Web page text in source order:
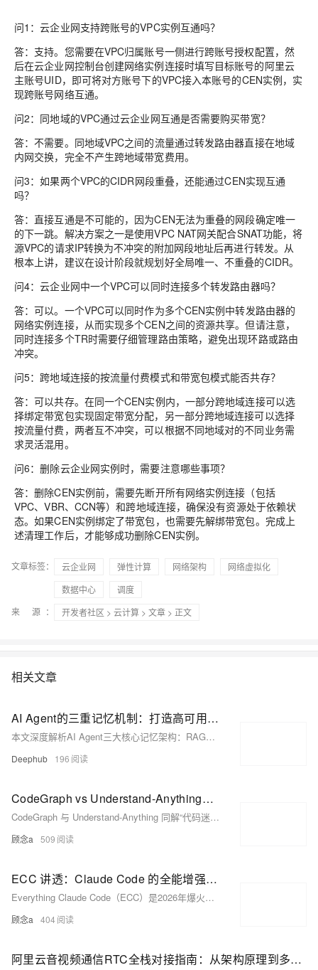
问1：云企业网支持跨账号的VPC实例互通吗？
答：支持。您需要在VPC归属账号一侧进行跨账号授权配置，然
后在云企业网控制台创建网络实例连接时填写目标账号的阿里云
主账号UID，即可将对方账号下的VPC接入本账号的CEN实例，实
现跨账号网络互通。
问2：同地域的VPC通过云企业网互通是否需要购买带宽？
答：不需要。同地域VPC之间的流量通过转发路由器直接在地域
内网交换，完全不产生跨地域带宽费用。
问3：如果两个VPC的CIDR网段重叠，还能通过CEN实现互通
吗？
答：直接互通是不可能的，因为CEN无法为重叠的网段确定唯一
的下一跳。解决方案之一是使用VPC NAT网关配合SNAT功能，将
源VPC的请求IP转换为不冲突的附加网段地址后再进行转发。从
根本上讲，建议在设计阶段就规划好全局唯一、不重叠的CIDR。
问4：云企业网中一个VPC可以同时连接多个转发路由器吗？
答：可以。一个VPC可以同时作为多个CEN实例中转发路由器的
网络实例连接，从而实现多个CEN之间的资源共享。但请注意，
同时连接多个TR时需要仔细管理路由策略，避免出现环路或路由
冲突。
问5：跨地域连接的按流量付费模式和带宽包模式能否共存？
答：可以共存。在同一个CEN实例内，一部分跨地域连接可以选
择绑定带宽包实现固定带宽分配，另一部分跨地域连接可以选择
按流量付费，两者互不冲突，可以根据不同地域对的不同业务需
求灵活混用。
问6：删除云企业网实例时，需要注意哪些事项？
答：删除CEN实例前，需要先断开所有网络实例连接（包括
VPC、VBR、CCN等）和跨地域连接，确保没有资源处于依赖状
态。如果CEN实例绑定了带宽包，也需要先解绑带宽包。完成上
述清理工作后，才能够成功删除CEN实例。
文章标签： 云企业网 弹性计算 网络架构
网络虚拟化
数据中心
调度
来 源：
开发者社区 > 云计算 > 文章 > 正文
相关文章
AI Agent的三重记忆机制：打造高可用的多维记忆系统
本文深度解析AI Agent三大核心记忆架构：RAG（聚焦“来源说了什么”，保障答案可溯源）、Agent Memory（解决“该记住什么”，实现跨会话连续性）与知识图谱（厘清“事物如何关联”，支撑多跳推理）。三者定位迥异，需依问题本质精准选型，避免技术错配。
Deephub 196
CodeGraph vs Understand-Anything：一个给 Agent 查代码地图，一个把项目变成可追问图谱
CodeGraph 与 Understand-Anything 同解“代码迷路”之困：前者是面向编程 Agent 的本地索引工具，专注快速查询调用链、影响范围与上下文；后者是面向人与团队的交互式项目图谱，提供可视化架构、业务域导览与系统理解。二者互补而非替代——一重执行精度，一重认知全局。（239字）
顾念a 509
ECC 讲透：Claude Code 的全能增强包，不只是 Agents 和 Skills
Everything Claude Code（ECC）是2026年爆火的AI编程增强框架，非简单提示词合集，而是集Agents、Skills、Rules、Hooks、MCP与AgentShield安全扫描于一体的“AI编程操作系统”，深度优化Claude Code等Agent Harness，已获近19万Star。（239字）
顾念a 404
阿里云音视频通信RTC全栈对接指南：从架构原理到多端集成实战